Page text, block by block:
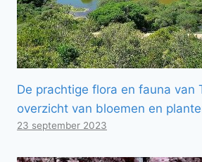
De prachtige flora en fauna van
overzicht van bloemen en
23 september 2023